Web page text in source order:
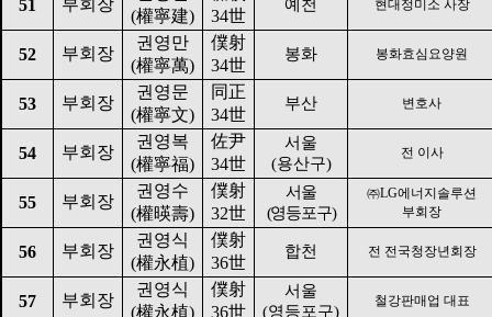
51 부회장
(權寧建)
34世
예천 현대정미소 사장
52 부회장
권영만
(權寧萬)
僕射
34世
봉화 봉화효심요양원
53 부회장
권영문
(權寧文)
同正
34世
부산 변호사
54 부회장
권영복
(權寧福)
佐尹
34世
서울
(용산구)
전 이사
55 부회장
권영수
(權暎壽)
僕射
32世
서울
(영등포구)
㈜LG에너지솔루션
부회장
56 부회장
권영식
(權永植)
僕射
36世
합천 전 전국청장년회장
57 부회장
권영식
(權永植)
僕射
36世
서울
(영등포구)
철강판매업 대표